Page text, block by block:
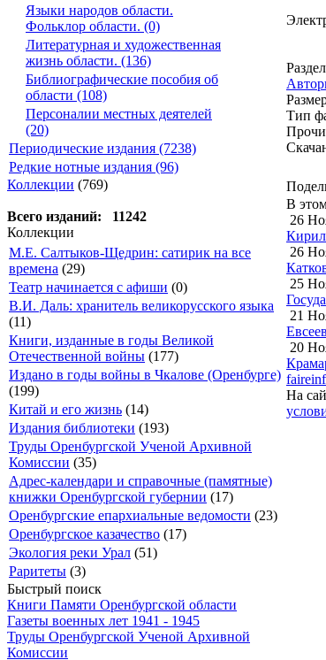
Языки народов области.
Фольклор области. (0)
Литературная и художественная
жизнь области. (136)
Библиографические пособия об
области (108)
Персоналии местных деятелей
(20)
Периодические издания (7238)
Редкие нотные издания (96)
Коллекции (769)
Всего изданий: 11242
Коллекции
М.Е. Салтыков-Щедрин: сатирик на все
времена (29)
Театр начинается с афиши (0)
В.И. Даль: хранитель великорусского языка
(11)
Книги, изданные в годы Великой
Отечественной войны (177)
Издано в годы войны в Чкалове (Оренбурге)
(199)
Китай и его жизнь (14)
Издания библиотеки (193)
Труды Оренбургской Ученой Архивной
Комиссии (35)
Адрес-календари и справочные (памятные)
книжки Оренбургской губернии (17)
Оренбургские епархиальные ведомости (23)
Оренбургское казачество (17)
Экология реки Урал (51)
Раритеты (3)
Быстрый поиск
Книги Памяти Оренбургской области
Газеты военных лет 1941 - 1945
Труды Оренбургской Ученой Архивной
Комиссии
Тип
В
26
26
25
21
20
На